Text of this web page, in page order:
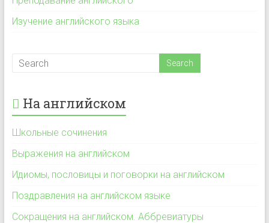
Изучение английского языка
На английском
Школьные сочинения
Выражения на английском
Идиомы, пословицы и поговорки на английском
Поздравления на английском языке
Сокращения на английском. Аббревиатуры